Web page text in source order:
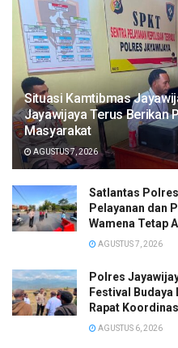
Situasi Kamtibmas
Jayawijaya Terus Berikan
Masyarakat
AGUSTUS 7, 2026
Satlantas
Pelayanan dan
Wamena Tetap
AGUSTUS 7, 2026
Polres
Festival Budaya
Rapat
AGUSTUS 6, 2026